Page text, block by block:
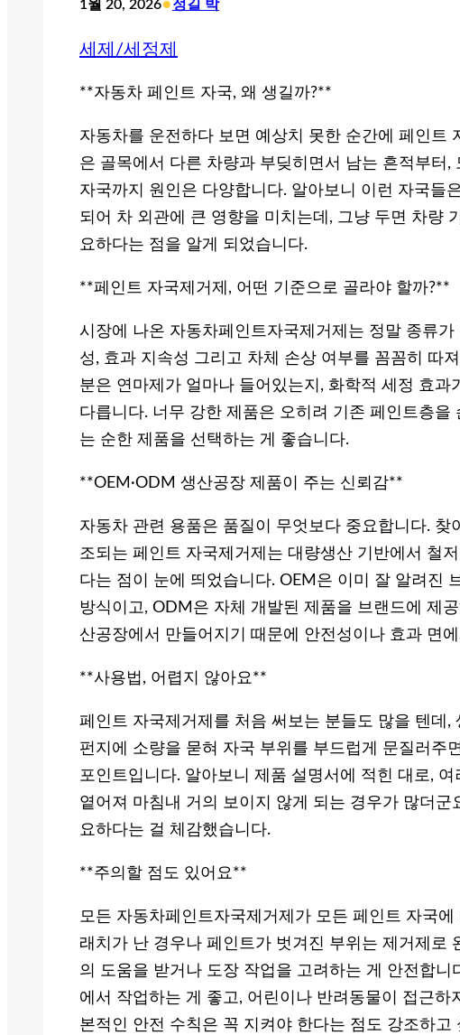
1월 20, 2026•정길 박
세제/세정제
**자동차 페인트 자국, 왜 생길까?**
자동차를 운전하다 보면 예상치 못한 순간에 페인트
은 골목에서 다른 차량과 부딪히면서 남는 흔적부터
자국까지 원인은 다양합니다. 알아보니 이런 자국들
되어 차 외관에 큰 영향을 미치는데, 그냥 두면 차량
요하다는 점을 알게 되었습니다.
**페인트 자국제거제, 어떤 기준으로 골라야 할까?**
시장에 나온 자동차페인트자국제거제는 정말 종류
성, 효과 지속성 그리고 차체 손상 여부를 꼼꼼히 따
분은 연마제가 얼마나 들어있는지, 화학적 세정 효과
다릅니다. 너무 강한 제품은 오히려 기존 페인트층
는 순한 제품을 선택하는 게 좋습니다.
**OEM·ODM 생산공장 제품이 주는 신뢰감**
자동차 관련 용품은 품질이 무엇보다 중요합니다. 찾
조되는 페인트 자국제거제는 대량생산 기반에서 철
다는 점이 눈에 띄었습니다. OEM은 이미 잘 알려진
방식이고, ODM은 자체 개발된 제품을 브랜드에 제
산공장에서 만들어지기 때문에 안전성이나 효과 면
**사용법, 어렵지 않아요**
페인트 자국제거제를 처음 써보는 분들도 많을 텐데,
펀지에 소량을 묻혀 자국 부위를 부드럽게 문질러주
포인트입니다. 알아보니 제품 설명서에 적힌 대로,
옅어져 마침내 거의 보이지 않게 되는 경우가 많더
요하다는 걸 체감했습니다.
**주의할 점도 있어요**
모든 자동차페인트자국제거제가 모든 페인트 자국
래치가 난 경우나 페인트가 벗겨진 부위는 제거제로
의 도움을 받거나 도장 작업을 고려하는 게 안전합
에서 작업하는 게 좋고, 어린이나 반려동물이 접근하
본적인 안전 수칙은 꼭 지켜야 한다는 점도 강조하고